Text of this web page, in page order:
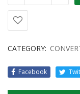
CATEGORY:
Facebook